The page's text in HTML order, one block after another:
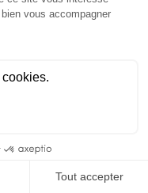
de mer